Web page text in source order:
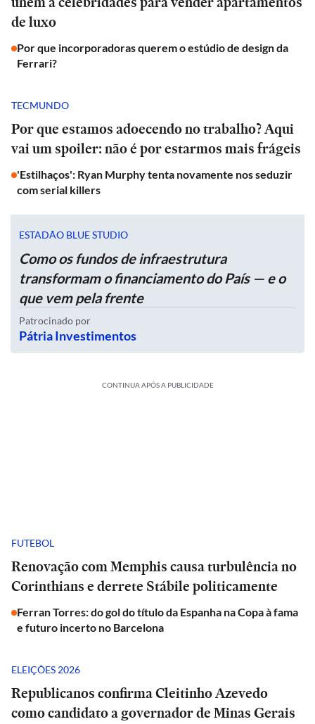
de luxo
Por que incorporadoras querem o estúdio de design da
Ferrari?
TECMUNDO
Por que estamos adoecendo no trabalho? Aqui
vai um spoiler: não é por estarmos mais frágeis
'Estilhaços': Ryan Murphy tenta novamente nos seduzir
com serial killers
ESTADÃO BLUE STUDIO
Como os fundos de infraestrutura
transformam o financiamento do País — e o
que vem pela frente
Patrocinado por
Pátria Investimentos
CONTINUA APÓS A PUBLICIDADE
FUTEBOL
Renovação com Memphis causa turbulência no
Corinthians e derrete Stábile politicamente
Ferran Torres: do gol do título da Espanha na Copa à fama
e futuro incerto no Barcelona
ELEIÇÕES 2026
Republicanos confirma Cleitinho Azevedo
como candidato a governador de Minas Gerais